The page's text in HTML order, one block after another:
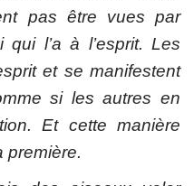
pas être vues par
qui l’a à l’esprit. Les
et se manifestent
si les autres en
Et cette manière
première.